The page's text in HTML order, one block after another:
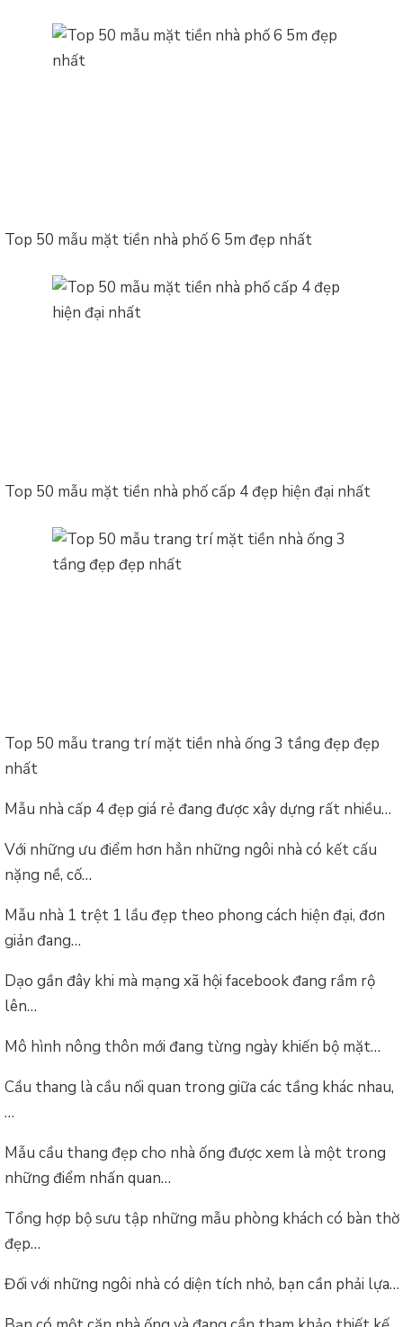
Top 50 mẫu mặt tiền nhà phố 6 5m đẹp nhất
Top 50 mẫu mặt tiền nhà phố cấp 4 đẹp hiện đại nhất
Top 50 mẫu trang trí mặt tiền nhà ống 3 tầng đẹp đẹp
nhất
Mẫu nhà cấp 4 đẹp giá rẻ đang được xây dựng rất nhiều…
Với những ưu điểm hơn hẳn những ngôi nhà có kết cấu
nặng nề, cố…
Mẫu nhà 1 trệt 1 lầu đẹp theo phong cách hiện đại, đơn
giản đang…
Dạo gần đây khi mà mạng xã hội facebook đang rầm rộ
lên…
Mô hình nông thôn mới đang từng ngày khiến bộ mặt…
Cầu thang là cầu nối quan trong giữa các tầng khác nhau,
…
Mẫu cầu thang đẹp cho nhà ống được xem là một trong
những điểm nhấn quan…
Tổng hợp bộ sưu tập những mẫu phòng khách có bàn thờ
đẹp…
Đối với những ngôi nhà có diện tích nhỏ, bạn cần phải lựa…